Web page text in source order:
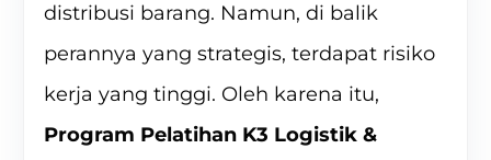
distribusi barang. Namun, di balik
perannya yang strategis, terdapat risiko
kerja yang tinggi. Oleh karena itu,
Program Pelatihan K3 Logistik &